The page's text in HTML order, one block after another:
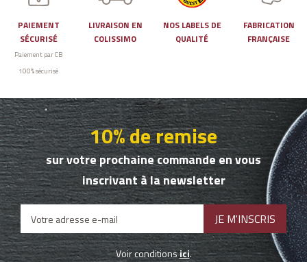
PAIEMENT
SÉCURISÉ
Paiement par CB
100% sécurisé
LIVRAISON EN
COLISSIMO
NOS LABELS DE
QUALITÉ
FABRICATION
FRANÇAISE
10% de remise
sur votre prochaine commande en vous
inscrivant à la newsletter
Voir conditionsici.